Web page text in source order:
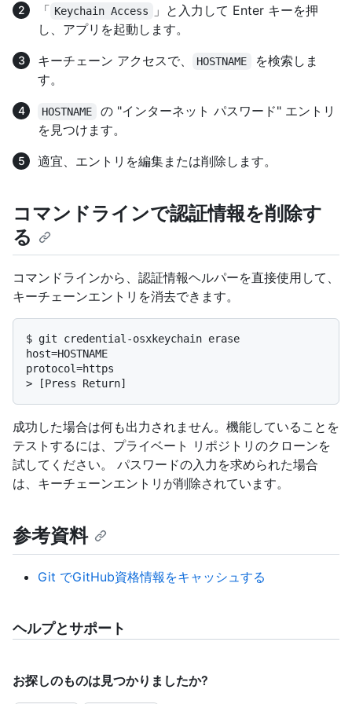
「 Keychain Access
」と入力して Enter キーを押
し、アプリを起動します。
キーチェーン アクセスで、
HOSTNAME
を検索しま
す。
HOSTNAME
の "インターネット パスワード" エントリ
を見つけます。
適宜、エントリを編集または削除します。
コマンドラインで認証情報を削除す
る
コマンドラインから、認証情報ヘルパーを直接使用して、
キーチェーンエントリを消去できます。
$ git credential-osxkeychain erase
host=HOSTNAME
>
[Press Return]
成功した場合は何も出力されません。機能していることを
テストするには、プライベート リポジトリのクローンを
試してください。 パスワードの入力を求められた場合
は、キーチェーンエントリが削除されています。
参考資料
Git でGitHub資格情報をキャッシュする
ヘルプとサポート
お探しのものは見つかりましたか?